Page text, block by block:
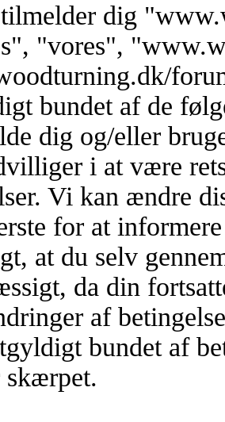
dig
"vores",
bundet af de
dig og/eller
i at være
Vi kan ændre
for at
at du selv
da din
af
bundet af
skærpet.